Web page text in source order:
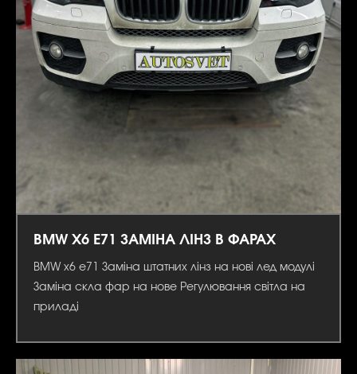
BMW X6 E71 ЗАМІНА ЛІНЗ В ФАРАХ
BMW x6 e71 Заміна штатних лінз на нові лед модулі
Заміна скла фар на нове Регулювання світла на
приладі